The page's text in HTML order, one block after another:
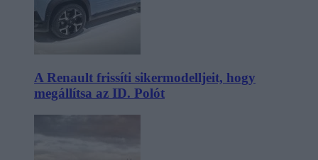
A Renault frissíti sikermodelljeit, hogy
megállítsa az ID. Polót